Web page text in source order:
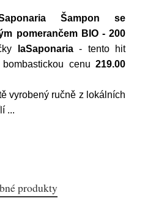
Šampon se
pomerančem BIO - 200
laSaponaria- tento hit
cenu 219.00
vyrobený ručně z lokálních
...
produkty